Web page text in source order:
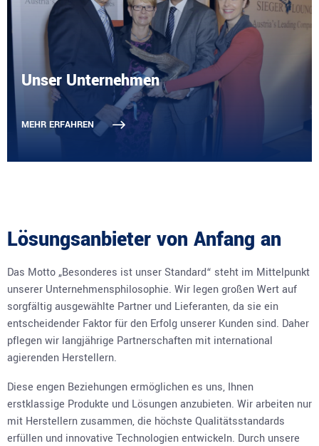
Unser Unternehmen
MEHR ERFAHREN
Lösungsanbieter von Anfang an
Das Motto „Besonderes ist unser Standard“ steht im Mittelpunkt
unserer Unternehmensphilosophie. Wir legen großen Wert auf
sorgfältig ausgewählte Partner und Lieferanten, da sie ein
entscheidender Faktor für den Erfolg unserer Kunden sind. Daher
pflegen wir langjährige Partnerschaften mit international
agierenden Herstellern.
Diese engen Beziehungen ermöglichen es uns, Ihnen
erstklassige Produkte und Lösungen anzubieten. Wir arbeiten nur
mit Herstellern zusammen, die höchste Qualitätsstandards
erfüllen und innovative Technologien entwickeln. Durch unsere